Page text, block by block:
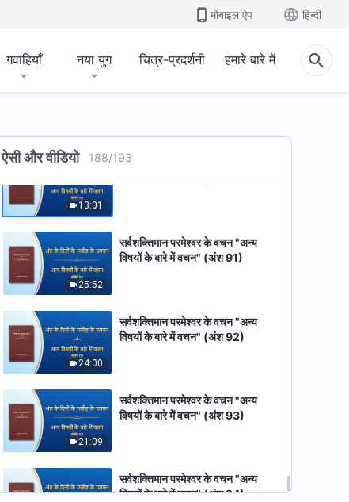
मोबाइल ऐप हिन्दी
गवाहियाँ नया युग चित्र-प्रदर्शनी हमारे बारे में
ऐसी और वीडियो 188/193
सर्वशक्तिमान परमेश्वर के वचन "अन्य
विषयों के बारे में वचन" (अंश 87)
13:01
सर्वशक्तिमान परमेश्वर के वचन "अन्य
विषयों के बारे में वचन" (अंश 90)
25:52
सर्वशक्तिमान परमेश्वर के वचन "अन्य
विषयों के बारे में वचन" (अंश 91)
24:00
सर्वशक्तिमान परमेश्वर के वचन "अन्य
विषयों के बारे में वचन" (अंश 92)
21:09
सर्वशक्तिमान परमेश्वर के वचन "अन्य
विषयों के बारे में वचन" (अंश 93)
सर्वशक्तिमान परमेश्वर के वचन "अन्य
विषयों के बारे में वचन" (अंश 94)